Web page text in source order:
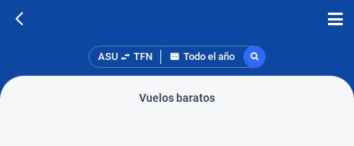
ASU TFN Todo el año
Vuelos baratos